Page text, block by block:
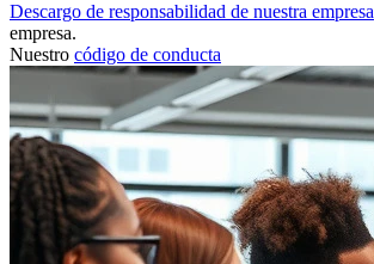
Descargo de responsabilidad de nuestra empresa
empresa.
Nuestro código de conducta